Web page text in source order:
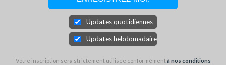
Updates quotidiennes
Updates hebdomadaires
Votre inscription sera strictement utilisée conformémentà nos conditions